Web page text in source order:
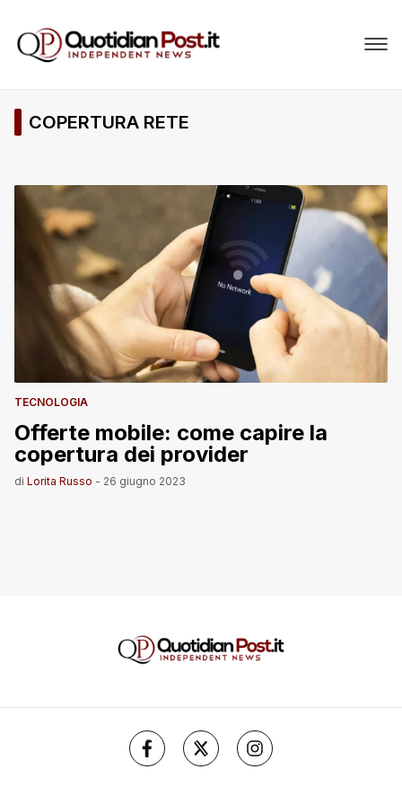
COPERTURA RETE
TECNOLOGIA
Offerte mobile: come capire la
copertura dei provider
di Lorita Russo - 26 giugno 2023